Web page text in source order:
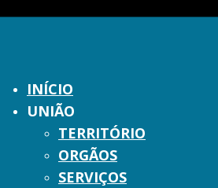
INÍCIO
UNIÃO
TERRITÓRIO
ORGÃOS
SERVIÇOS